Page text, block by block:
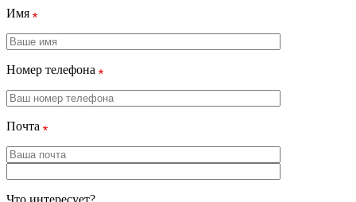
Имя
Номер телефона
Почта
Что интересует?